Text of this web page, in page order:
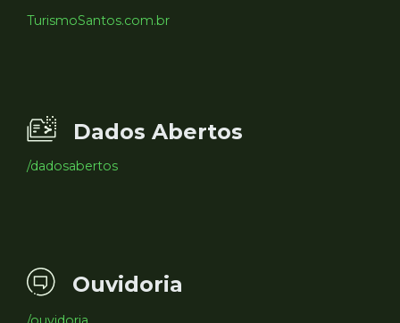
TurismoSantos.com.br
Dados Abertos
/dadosabertos
Ouvidoria